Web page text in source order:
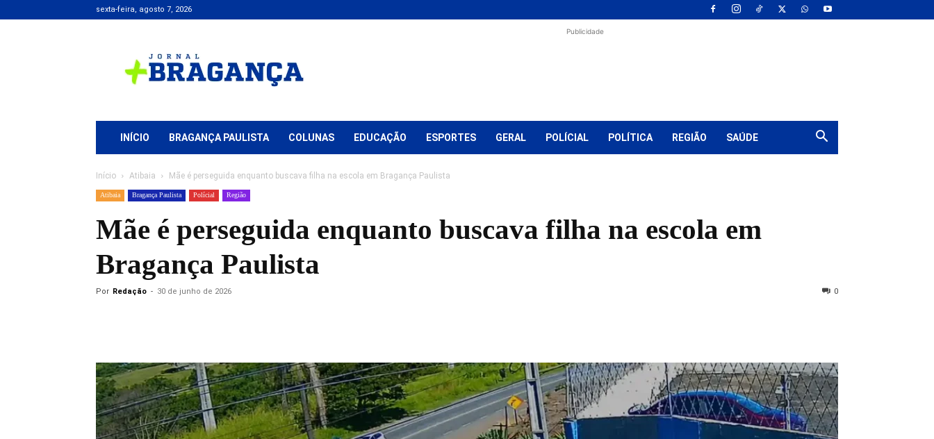
sexta-feira, agosto 7, 2026
+
Bragança
Publicidade
INÍCIO BRAGANÇA PAULISTA COLUNAS EDUCAÇÃO ESPORTES GERAL POLÍCIAL POLÍTICA REGIÃO SAÚDE
Início Atibaia Mãe é perseguida enquanto buscava filha na escola em Bragança Paulista
Atibaia Bragança Paulista Polícial Região
Mãe é perseguida enquanto buscava filha na escola em
Bragança Paulista
Por Redação - 30 de junho de 2026 0